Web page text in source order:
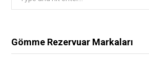
Gömme Rezervuar Markaları